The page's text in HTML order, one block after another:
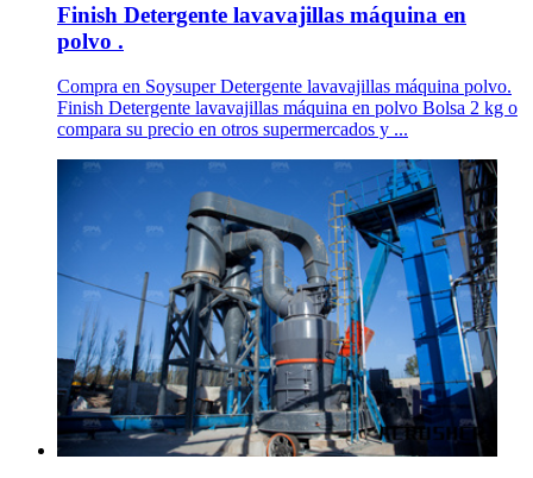
Finish Detergente lavavajillas máquina en
polvo .
Compra en Soysuper Detergente lavavajillas máquina polvo.
Finish Detergente lavavajillas máquina en polvo Bolsa 2 kg o
compara su precio en otros supermercados y ...